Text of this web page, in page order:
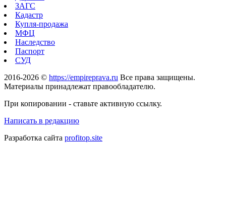
ЗАГС
Кадастр
Купля-продажа
МФЦ
Наследство
Паспорт
СУД
2016-2026 © https://empireprava.ru Все права защищены.
Материалы принадлежат правообладателю.
При копировании - ставьте активную ссылку.
Написать в редакцию
Разработка сайта profitop.site